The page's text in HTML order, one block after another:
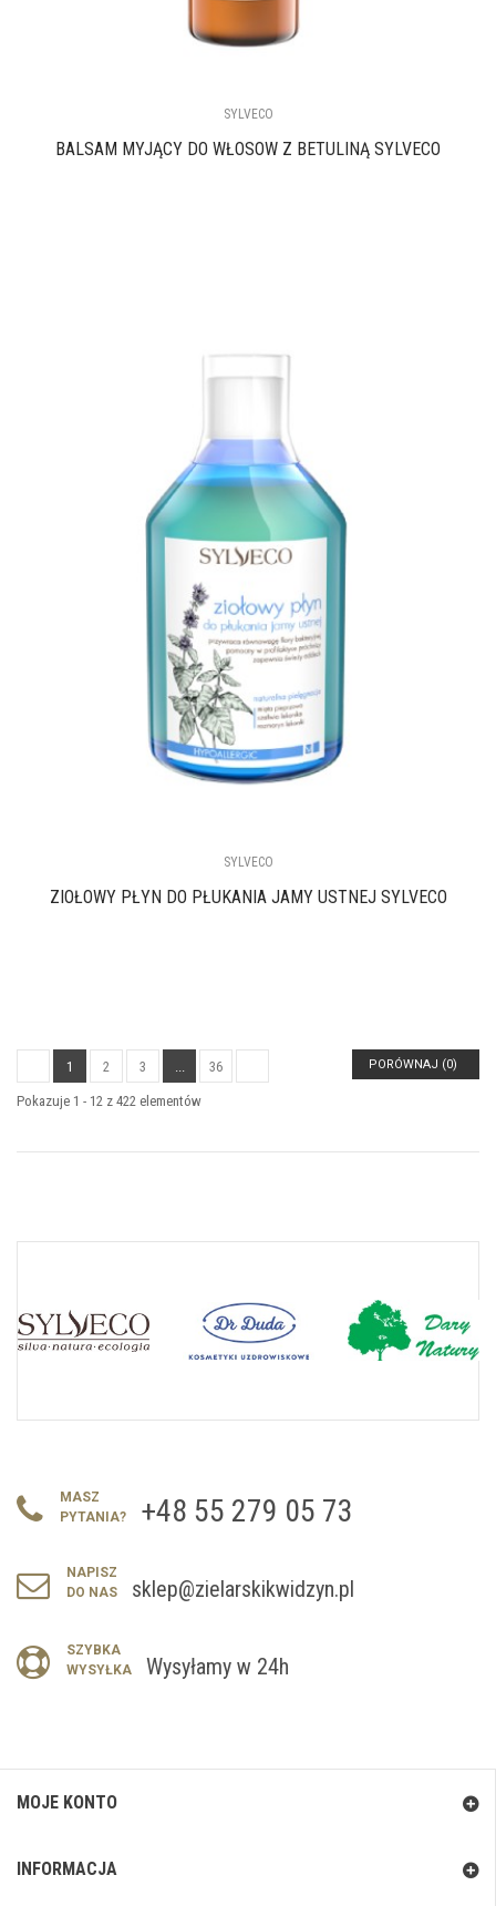
SYLVECO
BALSAM MYJĄCY DO WŁOSÓW Z BETULINĄ SYLVECO
SYLVECO
ZIOŁOWY PŁYN DO PŁUKANIA JAMY USTNEJ SYLVECO
PORÓWNAJ (0)
1 2 3 36
Pokazuje 1 - 12 z 422 elementów
MASZ
PYTANIA?
+48 55 279 05 73
NAPISZ
DO NAS
sklep@zielarskikwidzyn.pl
SZYBKA
WYSYŁKA
Wysyłamy w 24h
MOJE KONTO
INFORMACJA